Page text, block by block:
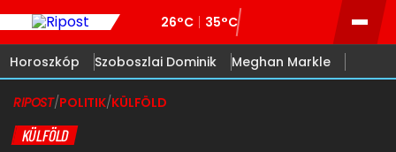
26°C 35°C
Horoszkóp Szoboszlai Dominik Meghan Markle
RIPOST/POLITIK/KÜLFÖLD
KÜLFÖLD